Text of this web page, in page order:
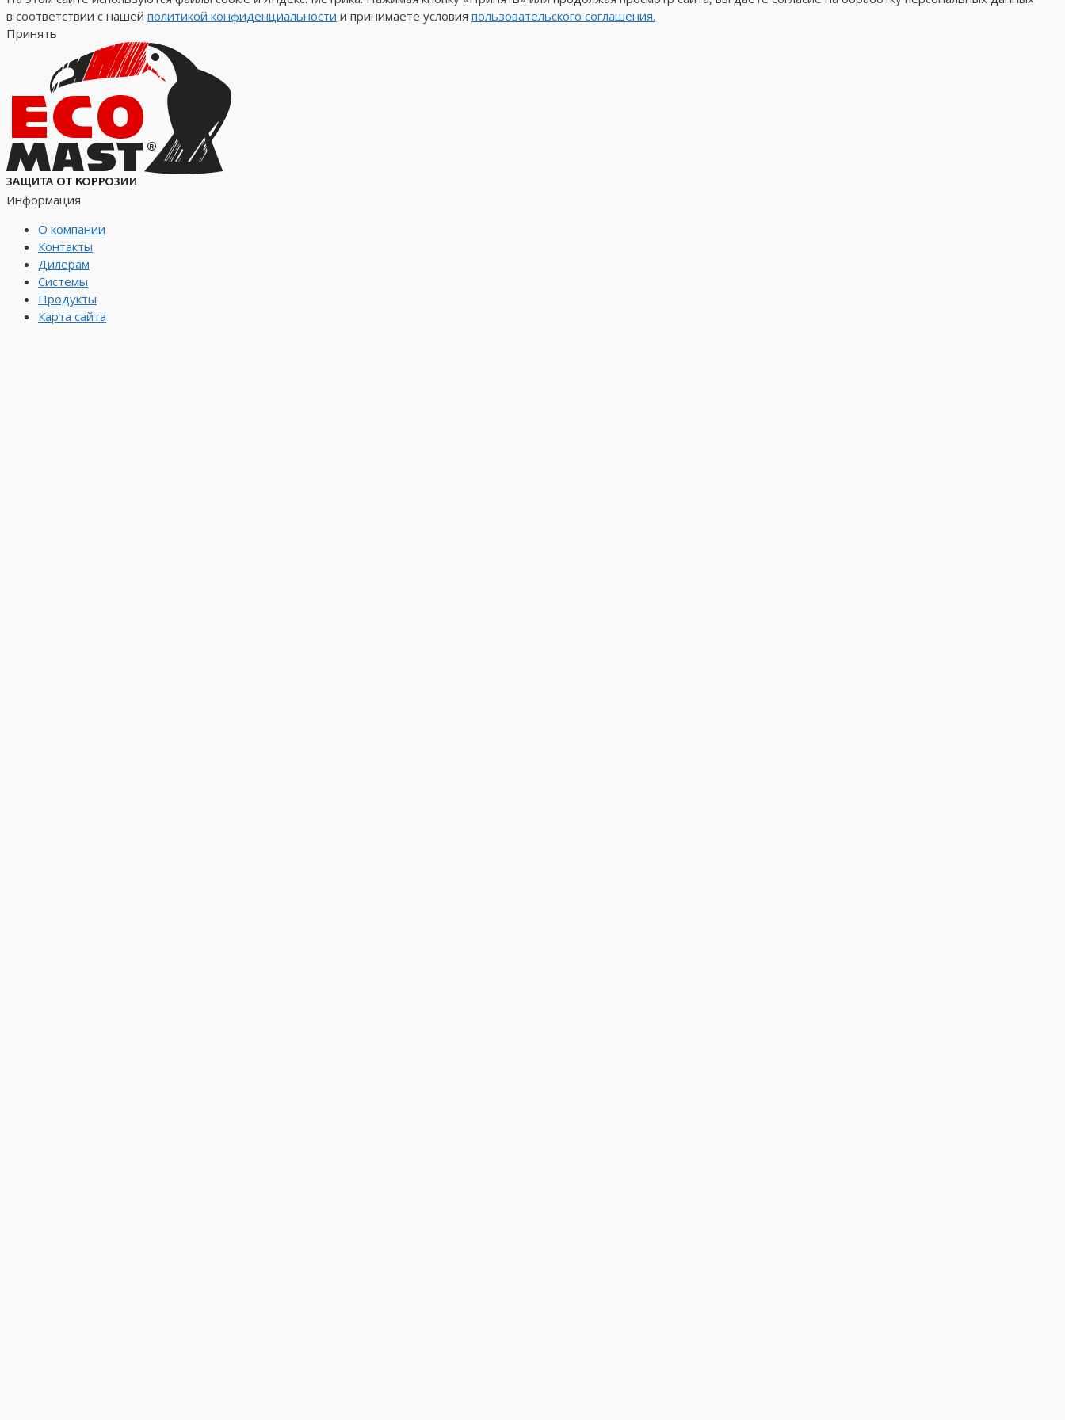
в соответствии с нашей политикой конфиденциальности и принимаете условия пользовательского соглашения.
Принять
Информация
О компании
Контакты
Дилерам
Системы
Продукты
Карта сайта